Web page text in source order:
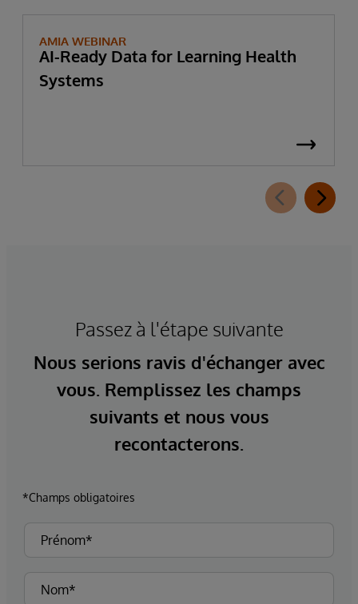
AMIA WEBINAR
AI-Ready Data for Learning Health
Systems
Passez à l'étape suivante
Nous serions ravis d'échanger avec
vous. Remplissez les champs
suivants et nous vous
recontacterons.
*Champs obligatoires